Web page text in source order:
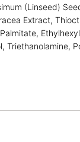
(Linseed)
Extract,
Triethanolamine,